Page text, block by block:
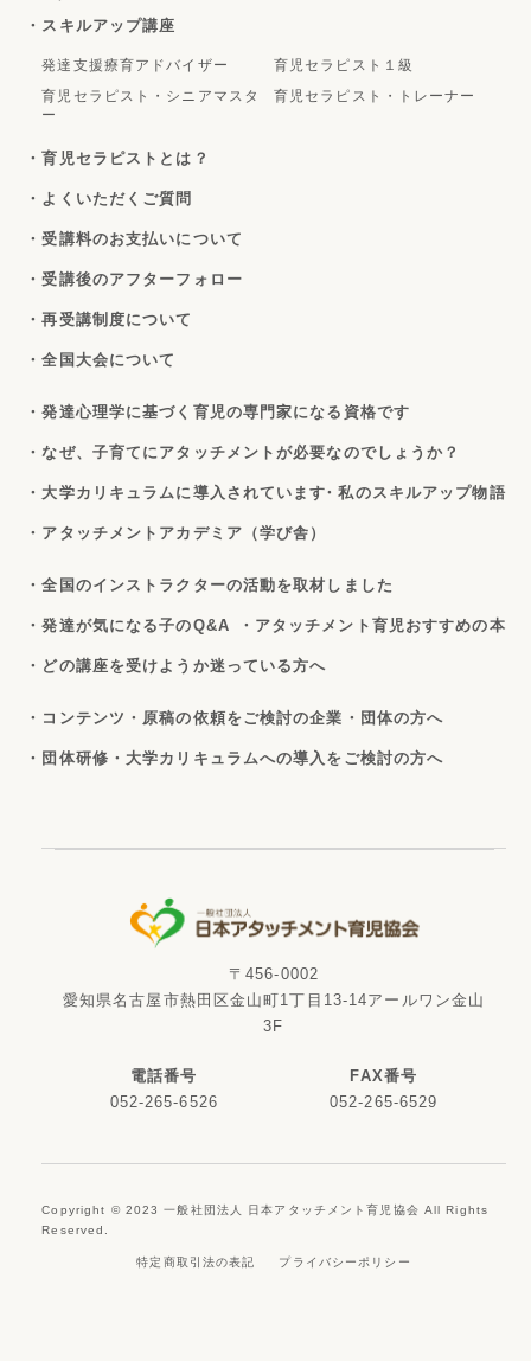
・スキルアップ講座
発達支援療育アドバイザー
育児セラピスト１級
育児セラピスト・シニアマスタ
ー
育児セラピスト・トレーナー
・育児セラピストとは？
・よくいただくご質問
・受講料のお支払いについて
・受講後のアフターフォロー
・再受講制度について
・全国大会について
・発達心理学に基づく育児の専門家になる資格です
・なぜ、子育てにアタッチメントが必要なのでしょうか？
・大学カリキュラムに導入されています・私のスキルアップ物語
・アタッチメントアカデミア（学び舎）
・全国のインストラクターの活動を取材しました
・発達が気になる子のQ&A ・アタッチメント育児おすすめの本
・どの講座を受けようか迷っている方へ
・コンテンツ・原稿の依頼をご検討の企業・団体の方へ
・団体研修・大学カリキュラムへの導入をご検討の方へ
〒456-0002
愛知県名古屋市熱田区金山町1丁目13-14アールワン金山
3F
電話番号
052-265-6526
FAX番号
052-265-6529
Copyright © 2023 一般社団法人 日本アタッチメント育児協会 All Rights
Reserved.
特定商取引法の表記 プライバシーポリシー